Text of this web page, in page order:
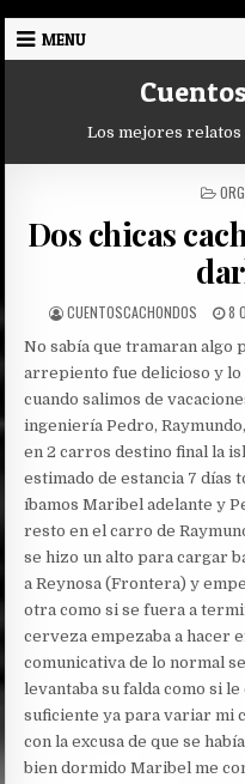
Skip
MENU
Los mejores relatos
Dos chicas
AUTHOR:
CUENTOSCACHONDOS 8
No sabía que tramaran algo
arrepiento fue delicioso y
cuando salimos de
ingeniería Pedro,
en 2 carros destino final la
estimado de estancia 7 días
íbamos Maribel adelante y
resto en el carro de
se hizo un alto para cargar
a Reynosa (Frontera) y
otra como si se fuera a
cerveza empezaba a hacer
comunicativa de lo normal
levantaba su falda como si
suficiente ya para variar mi
con la excusa de que se
bien dormido Maribel me